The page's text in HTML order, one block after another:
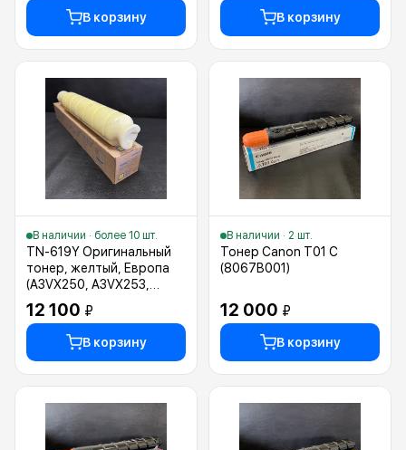
В корзину В корзину
В наличии · более 10 шт.
TN-619Y Оригинальный
тонер, желтый, Европа
(A3VX250, A3VX253,
A3VX255)
12 100 ₽
В корзину
В наличии · 2 шт.
Тонер Canon T01 C
(8067B001)
12 000 ₽
В корзину